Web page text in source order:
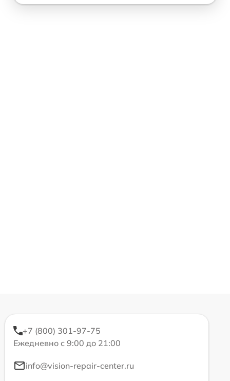
+7 (800) 301-97-75
Ежедневно с 9:00 до 21:00
info@vision-repair-center.ru